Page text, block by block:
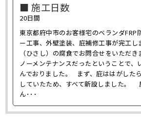
■ 施工日数
20日間
東京都府中市のお客様宅のベランダFRP
ー工事、外壁塗装、庇補修工事が完工
（ひさし）の腐食でお問合せをいただき
ノーメンテナンスだったということで、
んでおりました。 まず、庇ははがした
していたため、すべて新設しました。
ん･･･